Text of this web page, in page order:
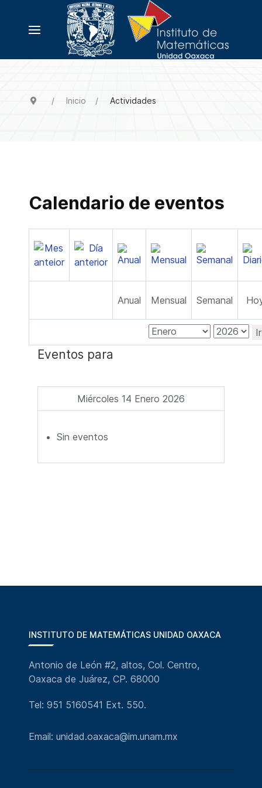
Inicio Actividades
Calendario de eventos
Anual Mensual Semanal
Eventos para
Miércoles 14 Enero 2026
Sin eventos
INSTITUTO DE MATEMÁTICAS UNIDAD OAXACA
Antonio de León #2, altos, Col. Centro,
Oaxaca de Juárez, CP. 68000
Tel: 951 5160541 Ext. 550.
Email: unidad.oaxaca@im.unam.mx